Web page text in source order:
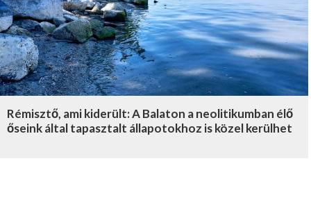
Rémisztő, ami kiderült: A Balaton a neolitikumban élő
őseink által tapasztalt állapotokhoz is közel kerülhet